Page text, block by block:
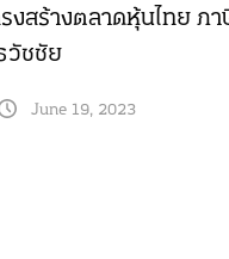
งสร้างตลาดหุ้นไทย ภ
วัชชัย
June 19, 2023